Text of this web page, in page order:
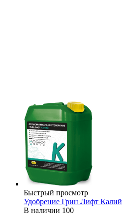
Быстрый просмотр
Удобрение Грин Лифт Калий
В наличии 100